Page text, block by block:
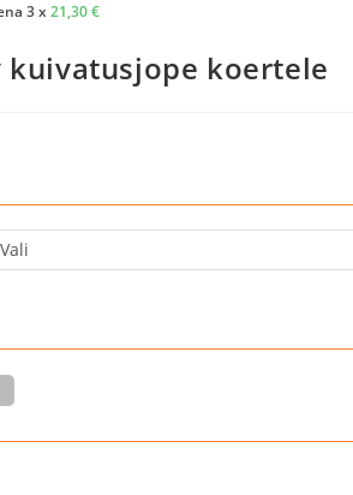
3 x21,30€
kuivatusjope koertele
Vali